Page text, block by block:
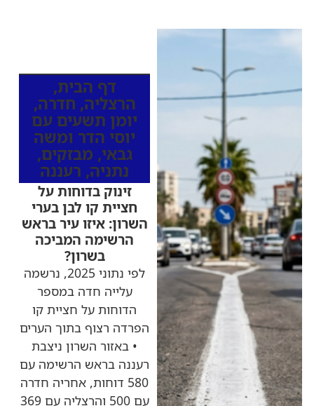
דף הבית,
הרצליה, חדרה,
יומן תשעים עם
יוסי הדר ומשה
גבאי, מבזקים,
נתניה, רעננה
זינוק בדוחות על
חציית קו לבן בערי
השרון: איזו עיר בראש
הרשימה המביכה
בשרון?
לפי נתוני 2025, נרשמה
עלייה חדה במספר
הדוחות על חציית קו
הפרדה רצוף בתוך הערים
• באזור השרון ניצבת
רעננה בראש הרשימה עם
580 דוחות, אחריה חדרה
עם 500 והרצליה עם 369